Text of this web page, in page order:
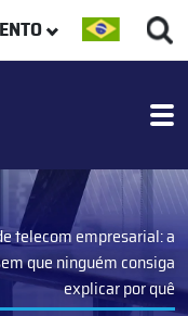
telecom empresarial: a
que ninguém consiga
explicar por quê